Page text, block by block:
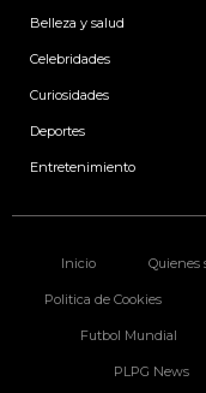
Belleza y salud
Celebridades
Curiosidades
Deportes
Entretenimiento
Inicio Quienes
Politica de Cookies
Futbol Mundial
PLPG News